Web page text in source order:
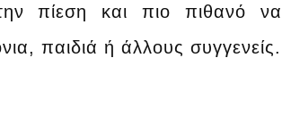
πίεση και πιο πιθανό να
παιδιά ή άλλους συγγενείς.